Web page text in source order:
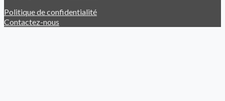
Politique de confidentialité
Contactez-nous